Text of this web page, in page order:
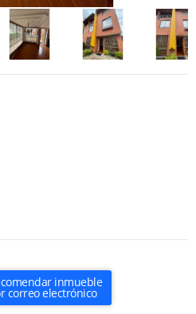
inmueble
correo electrónico